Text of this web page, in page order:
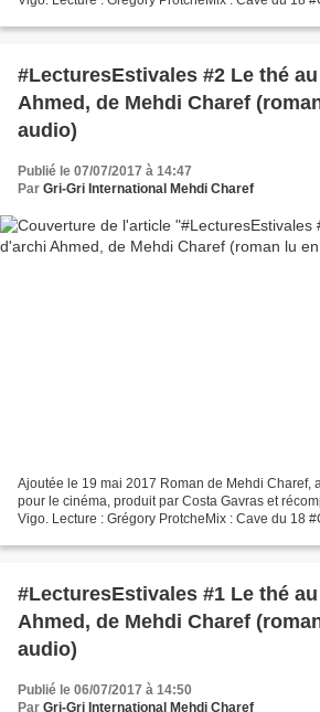
#LecturesEstivales #2 Le thé
Ahmed, de Mehdi Charef
audio)
Publié le 07/07/2017 à 14:47
Par Gri-Gri International Mehdi Charef
Ajoutée le 19 mai 2017 Roman de Mehdi Charef,
pour le cinéma, produit par Costa Gavras et
Vigo. Lecture : Grégory ProtcheMix : Cave du 18
#LecturesEstivales #1 Le thé
Ahmed, de Mehdi Charef
audio)
Publié le 06/07/2017 à 14:50
Par Gri-Gri International Mehdi Charef